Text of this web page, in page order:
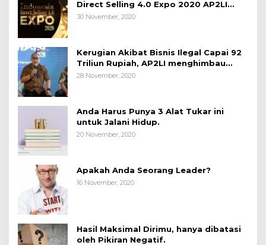
Direct Selling 4.0 Expo 2020 AP2LI
berakhir sangat memuaskan
30 November, 2020
Kerugian Akibat Bisnis Ilegal Capai 92
Triliun Rupiah, AP2LI menghimbau
masyarakat Waspada.
28 November, 2020
Anda Harus Punya 3 Alat Tukar ini
untuk Jalani Hidup.
20 November, 2020
Apakah Anda Seorang Leader?
16 November, 2020
Hasil Maksimal Dirimu, hanya dibatasi
oleh Pikiran Negatif.